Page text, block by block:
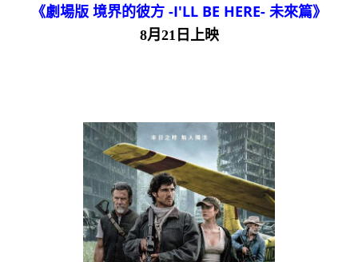
《劇場版 境界的彼方 -I'LL BE HERE- 未來篇》
8月21日上映